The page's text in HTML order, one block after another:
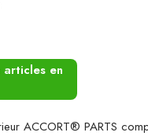
articles en
ACCORT® PARTS